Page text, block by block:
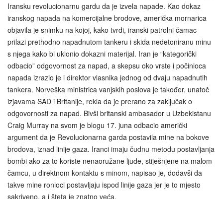
Iransku revolucionarnu gardu da je izvela napade. Kao dokaz
iranskog napada na komercijalne brodove, američka mornarica
objavila je snimku na kojoj, kako tvrdi, iranski patrolni čamac
prilazi prethodno napadnutom tankeru i skida nedetoniranu minu
s njega kako bi uklonio dokazni materijal. Iran je “kategorički
odbacio” odgovornost za napad, a skepsu oko vrste i počinioca
napada izrazio je i direktor vlasnika jednog od dvaju napadnutih
tankera. Norveška ministrica vanjskih poslova je također, unatoč
izjavama SAD i Britanije, rekla da je prerano za zaključak o
odgovornosti za napad. Bivši britanski ambasador u Uzbekistanu
Craig Murray na svom je blogu 17. juna odbacio američki
argument da je Revolucionarna garda postavila mine na bokove
brodova, iznad linije gaza. Iranci imaju čudnu metodu postavljanja
bombi ako za to koriste nenaoružane ljude, stiješnjene na malom
čamcu, u direktnom kontaktu s minom, napisao je, dodavši da
takve mine ronioci postavljaju ispod linije gaza jer je to mjesto
sakriveno, a i šteta je znatno veća.